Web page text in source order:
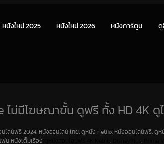
หนังใหม่ 2025 หนังใหม่ 2026 หนังการ์ตูน ดู
ม่มีโฆษณาขั้น ดูฟรี ทั้ง HD 4K ดู
ลน์ฟรี 2024, หนังออนไลน์ ไทย, ดูหนัง netflix หนังออนไลน์ฟรี, ดู
น หนังเต็มเรื่อง , ,